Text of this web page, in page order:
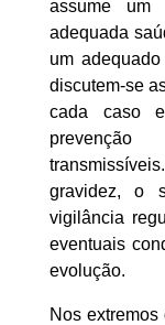
assume um
adequada
um
discutem-se
cada caso
gravidez, o
vigilância
eventuais
evolução.
Nos